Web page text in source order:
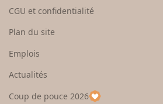
e
u
p
CGU et confidentialité
Plan du site
Emplois
Actualités
Coup de pouce 2026